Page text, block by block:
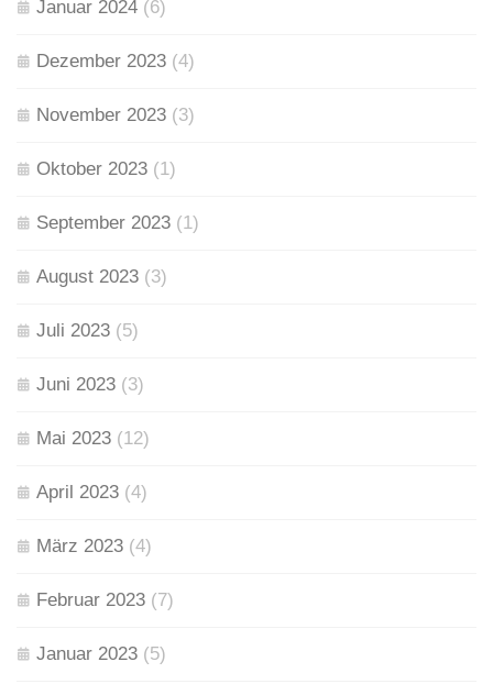
Januar 2024 (6)
Dezember 2023 (4)
November 2023 (3)
Oktober 2023 (1)
September 2023 (1)
August 2023 (3)
Juli 2023 (5)
Juni 2023 (3)
Mai 2023 (12)
April 2023 (4)
März 2023 (4)
Februar 2023 (7)
Januar 2023 (5)